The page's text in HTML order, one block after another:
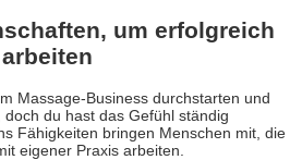
um erfolgreich
Massage-Business durchstarten und
du hast das Gefühl ständig
Fähigkeiten bringen Menschen mit, die
eigener Praxis arbeiten.